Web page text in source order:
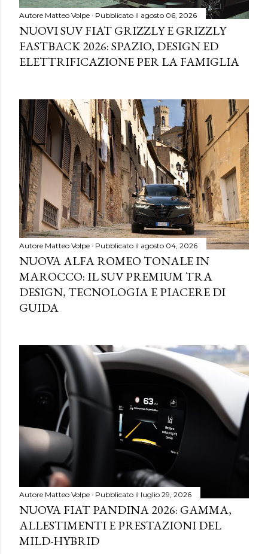
Autore Matteo Volpe Pubblicato il agosto 06, 2026
NUOVI SUV FIAT GRIZZLY E GRIZZLY
FASTBACK 2026: SPAZIO, DESIGN ED
ELETTRIFICAZIONE PER LA FAMIGLIA
Autore Matteo Volpe Pubblicato il agosto 04, 2026
NUOVA ALFA ROMEO TONALE IN
MAROCCO: IL SUV PREMIUM TRA
DESIGN, TECNOLOGIA E PIACERE DI
GUIDA
Autore Matteo Volpe Pubblicato il luglio 29, 2026
NUOVA FIAT PANDINA 2026: GAMMA,
ALLESTIMENTI E PRESTAZIONI DEL
MILD-HYBRID